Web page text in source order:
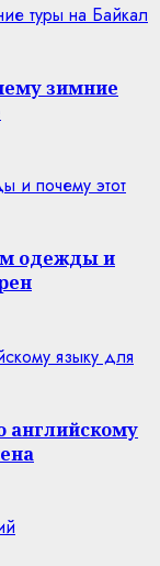
туры на Байкал
зимние
и почему этот
одежды и
языку для
английскому